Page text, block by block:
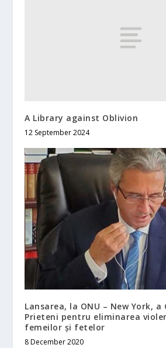
A Library against Oblivion
12 September 2024
Lansarea, la ONU – New York, a
Prieteni pentru eliminarea
femeilor și fetelor
8 December 2020